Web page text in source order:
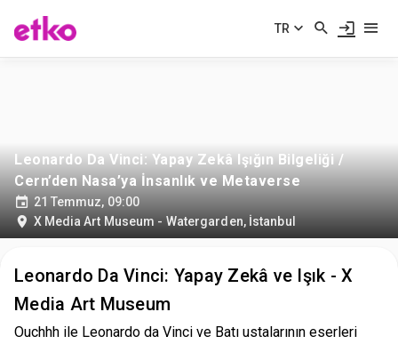
TR
Leonardo Da Vinci: Yapay Zekâ Işığın Bilgeliği /
Cern’den Nasa’ya İnsanlık ve Metaverse
21 Temmuz, 09:00
X Media Art Museum - Watergarden, İstanbul
Leonardo Da Vinci: Yapay Zekâ ve Işık - X
Media Art Museum
Ouchhh ile Leonardo da Vinci ve Batı ustalarının eserleri